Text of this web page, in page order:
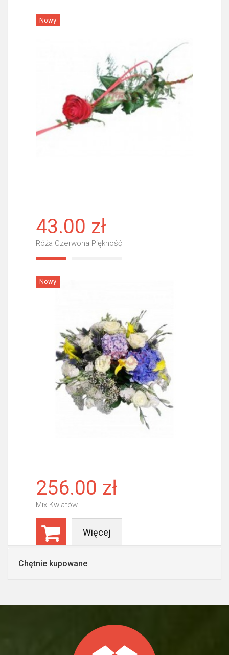
Nowy
43.00 zł
Róża Czerwona Piękność
Nowy
256.00 zł
Mix Kwiatów
Więcej
Chętnie kupowane